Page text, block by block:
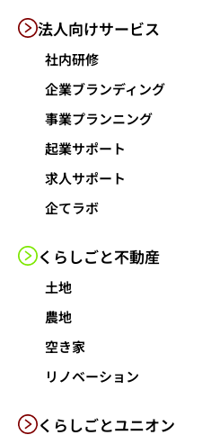
法人向けサービス
社内研修
企業ブランディング
事業プランニング
起業サポート
求人サポート
企てラボ
くらしごと不動産
土地
農地
空き家
リノベーション
くらしごとユニオン